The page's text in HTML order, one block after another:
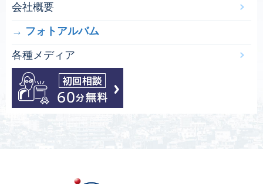
会社概要
フォトアルバム
各種メディア